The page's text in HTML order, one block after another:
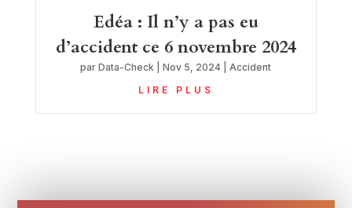
Edéa : Il n’y a pas eu
d’accident ce 6 novembre 2024
parData-Check |Nov 5, 2024
Accident
LIRE PLUS